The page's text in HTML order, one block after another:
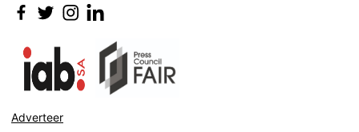
Adverteer